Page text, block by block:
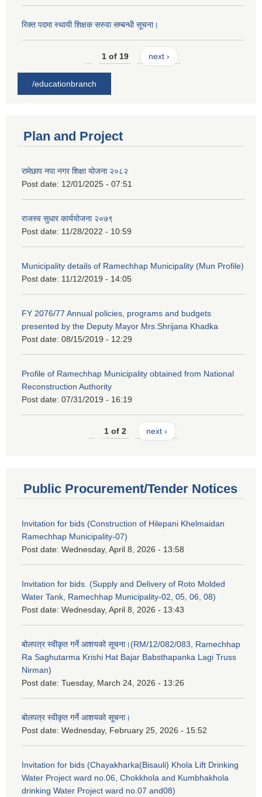
रिक्त पदमा स्थायी शिक्षक सरुवा सम्बन्धी सूचना।
1 of 19 next ›
/educationbranch
Plan and Project
रामेछाप नपा नगर शिक्षा योजना २०८२
Post date: 12/01/2025 - 07:51
राजस्व सुधार कार्ययोजना २०७९
Post date: 11/28/2022 - 10:59
Municipality details of Ramechhap Municipality (Mun Profile)
Post date: 11/12/2019 - 14:05
FY 2076/77 Annual policies, programs and budgets
presented by the Deputy Mayor Mrs.Shrijana Khadka
Post date: 08/15/2019 - 12:29
Profile of Ramechhap Municipality obtained from National
Reconstruction Authority
Post date: 07/31/2019 - 16:19
1 of 2 next ›
Public Procurement/Tender Notices
Invitation for bids (Construction of Hilepani Khelmaidan
Ramechhap Municipality-07)
Post date: Wednesday, April 8, 2026 - 13:58
Invitation for bids. (Supply and Delivery of Roto Molded
Water Tank, Ramechhap Municipality-02, 05, 06, 08)
Post date: Wednesday, April 8, 2026 - 13:43
बोलपत्र स्वीकृत गर्ने आशयको सूचना।(RM/12/082/083, Ramechhap
Ra Saghutarma Krishi Hat Bajar Babsthapanka Lagi Truss
Nirman)
Post date: Tuesday, March 24, 2026 - 13:26
बोलपत्र स्वीकृत गर्ने आशयको सूचना।
Post date: Wednesday, February 25, 2026 - 15:52
Invitation for bids (Chayakharka(Bisauli) Khola Lift Drinking
Water Project ward no.06, Chokkhola and Kumbhakhola
drinking Water Project ward no.07 and08)